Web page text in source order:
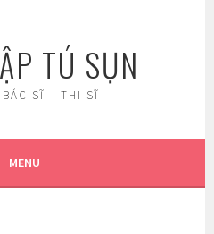
TÚ SỤN
SĨ – THI SĨ
MENU